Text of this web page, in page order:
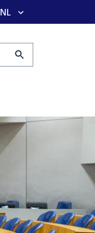
Taal selectie
NL